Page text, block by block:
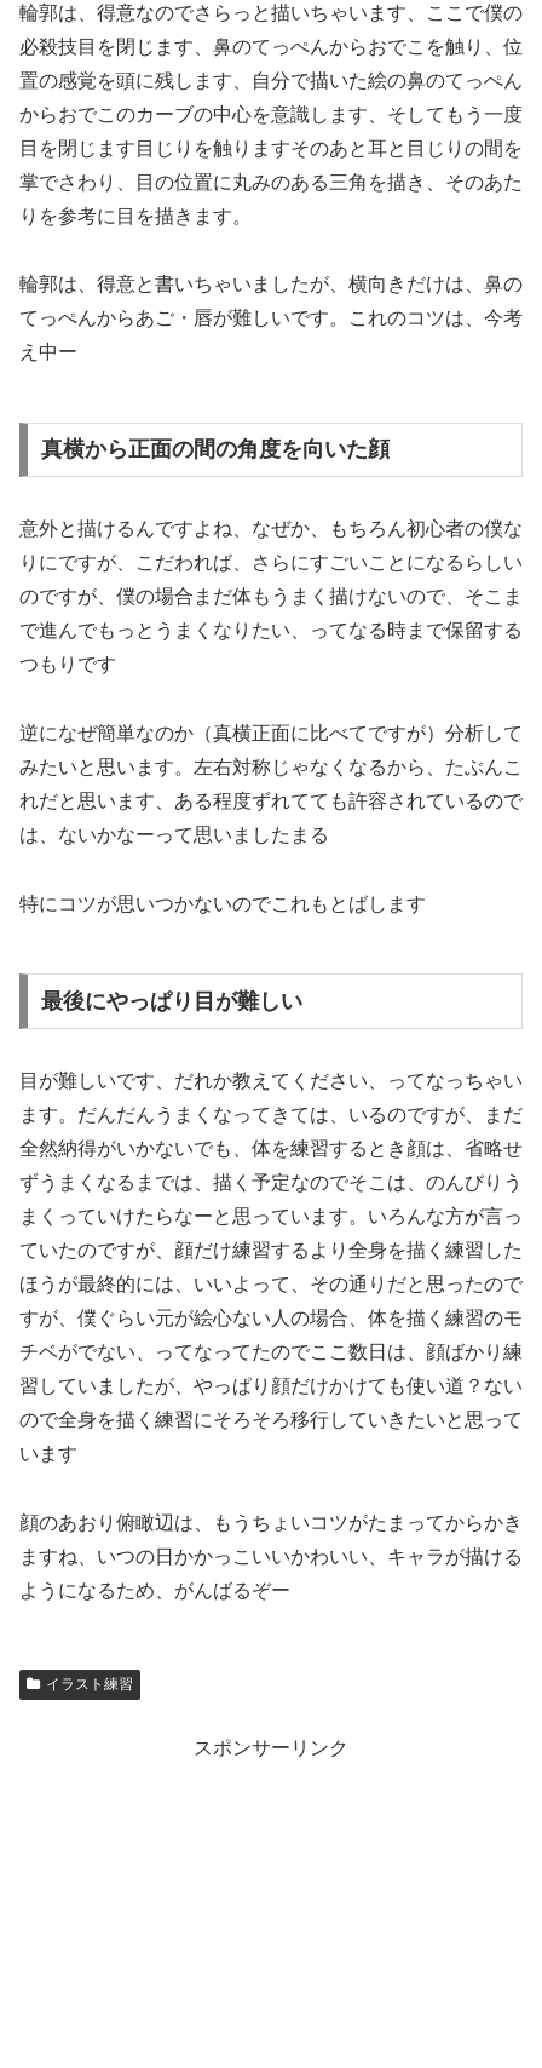
輪郭は、得意なのでさらっと描いちゃいます、ここで僕の
必殺技目を閉じます、鼻のてっぺんからおでこを触り、位
置の感覚を頭に残します、自分で描いた絵の鼻のてっぺん
からおでこのカーブの中心を意識します、そしてもう一度
目を閉じます目じりを触りますそのあと耳と目じりの間を
掌でさわり、目の位置に丸みのある三角を描き、そのあた
りを参考に目を描きます。
輪郭は、得意と書いちゃいましたが、横向きだけは、鼻の
てっぺんからあご・唇が難しいです。これのコツは、今考
え中ー
真横から正面の間の角度を向いた顔
意外と描けるんですよね、なぜか、もちろん初心者の僕な
りにですが、こだわれば、さらにすごいことになるらしい
のですが、僕の場合まだ体もうまく描けないので、そこま
で進んでもっとうまくなりたい、ってなる時まで保留する
つもりです
逆になぜ簡単なのか（真横正面に比べてですが）分析して
みたいと思います。左右対称じゃなくなるから、たぶんこ
れだと思います、ある程度ずれてても許容されているので
は、ないかなーって思いましたまる
特にコツが思いつかないのでこれもとばします
最後にやっぱり目が難しい
目が難しいです、だれか教えてください、ってなっちゃい
ます。だんだんうまくなってきては、いるのですが、まだ
全然納得がいかないでも、体を練習するとき顔は、省略せ
ずうまくなるまでは、描く予定なのでそこは、のんびりう
まくっていけたらなーと思っています。いろんな方が言っ
ていたのですが、顔だけ練習するより全身を描く練習した
ほうが最終的には、いいよって、その通りだと思ったので
すが、僕ぐらい元が絵心ない人の場合、体を描く練習のモ
チベがでない、ってなってたのでここ数日は、顔ばかり練
習していましたが、やっぱり顔だけかけても使い道？ない
ので全身を描く練習にそろそろ移行していきたいと思って
います
顔のあおり俯瞰辺は、もうちょいコツがたまってからかき
ますね、いつの日かかっこいいかわいい、キャラが描ける
ようになるため、がんばるぞー
イラスト練習
スポンサーリンク